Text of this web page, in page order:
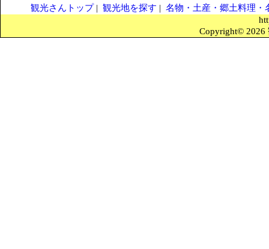
観光さんトップ| 観光地を探す | 名物・土産・郷土料理・
Copyright© 2026